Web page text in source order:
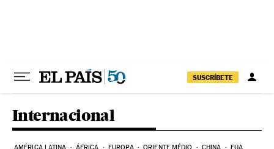
SUSCRÍBETE
Internacional